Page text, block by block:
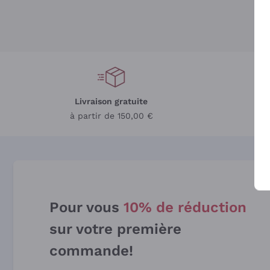
Livraison gratuite
à partir de 150,00 €
Pour vous 10% de réduction
sur votre première
commande!